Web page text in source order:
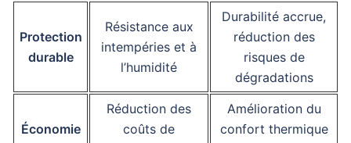
Protection
durable
Résistance aux
intempéries et à
l’humidité
Durabilité accrue,
réduction des
risques de
dégradations
Économie
Réduction des
coûts de
Amélioration du
confort thermique